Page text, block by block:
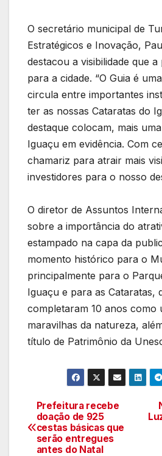
O secretário municipal de
Estratégicos e Inovação,
destacou a visibilidade que
para a cidade. “O Guia é
circula entre importantes
ter as nossas Cataratas do
destaque colocam, mais
Iguaçu em evidência. Com
chamariz para atrair mais
investidores para o nosso
O diretor de Assuntos
sobre a importância do
estampado na capa da
momento histórico para o
principalmente para o
Iguaçu e para as Cataratas,
completaram 10 anos como
maravilhas da natureza,
título de Patrimônio da
Navegação
de
Prefeitura recebe
doação de 925
cestas básicas que
serão entregues
antes do Natal